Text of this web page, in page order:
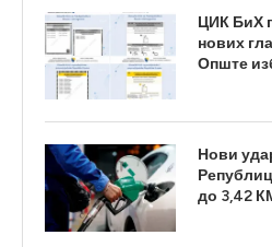
ЦИК БиХ
нових
Опште
Нови
до 3,42